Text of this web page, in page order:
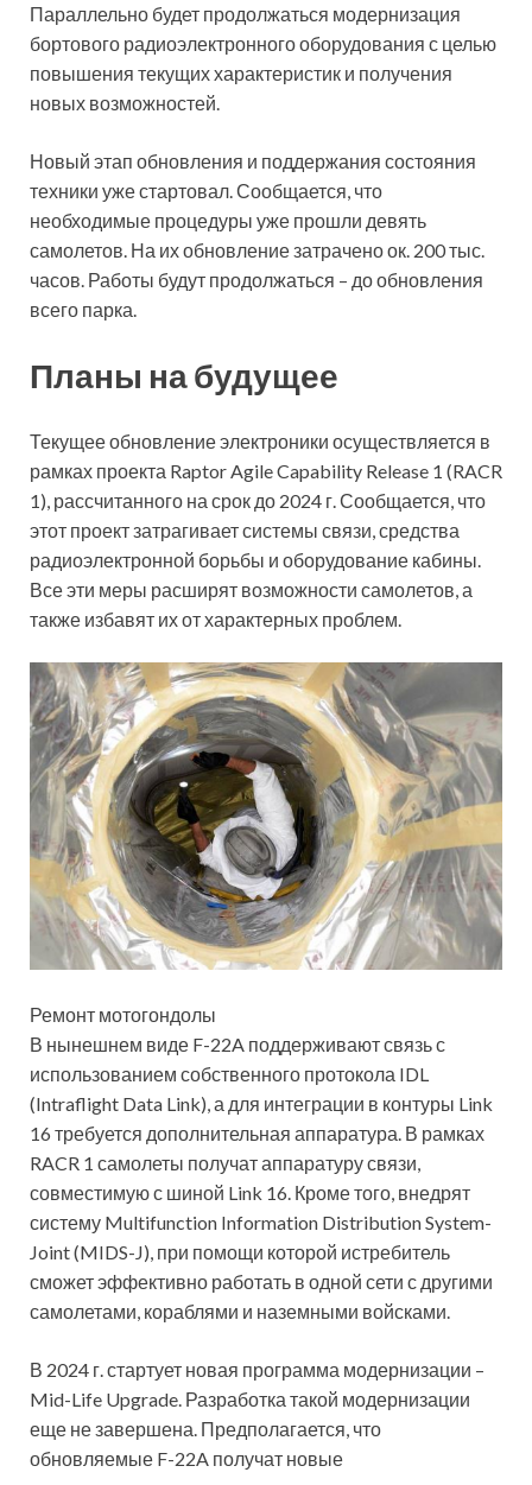
Параллельно будет продолжаться модернизация
бортового радиоэлектронного оборудования с целью
повышения текущих характеристик и получения
новых возможностей.
Новый этап обновления и поддержания состояния
техники уже стартовал. Сообщается, что
необходимые процедуры уже прошли девять
самолетов. На их обновление затрачено ок. 200 тыс.
часов. Работы будут продолжаться – до обновления
всего парка.
Планы на будущее
Текущее обновление электроники осуществляется в
рамках проекта Raptor Agile Capability Release 1 (RACR
1), рассчитанного на срок до 2024 г. Сообщается, что
этот проект затрагивает системы связи, средства
радиоэлектронной борьбы и оборудование кабины.
Все эти меры расширят возможности самолетов, а
также избавят их от характерных проблем.
Ремонт мотогондолы
В нынешнем виде F-22A поддерживают связь с
использованием собственного протокола IDL
(Intraflight Data Link), а для интеграции в контуры Link
16 требуется дополнительная аппаратура. В рамках
RACR 1 самолеты получат аппаратуру связи,
совместимую с шиной Link 16. Кроме того, внедрят
систему Multifunction Information Distribution System-
Joint (MIDS-J), при помощи которой истребитель
сможет эффективно работать в одной сети с другими
самолетами, кораблями и наземными войсками.
В 2024 г. стартует новая программа модернизации –
Mid-Life Upgrade. Разработка такой модернизации
еще не завершена. Предполагается, что
обновляемые F-22A получат новые